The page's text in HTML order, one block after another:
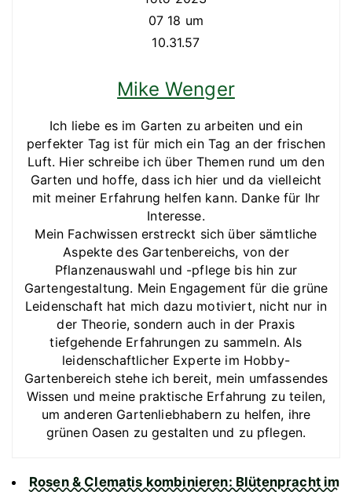
Mike Wenger
Ich liebe es im Garten zu arbeiten und ein
perfekter Tag ist für mich ein Tag an der frischen
Luft. Hier schreibe ich über Themen rund um den
Garten und hoffe, dass ich hier und da vielleicht
mit meiner Erfahrung helfen kann. Danke für Ihr
Interesse.
Mein Fachwissen erstreckt sich über sämtliche
Aspekte des Gartenbereichs, von der
Pflanzenauswahl und -pflege bis hin zur
Gartengestaltung. Mein Engagement für die grüne
Leidenschaft hat mich dazu motiviert, nicht nur in
der Theorie, sondern auch in der Praxis
tiefgehende Erfahrungen zu sammeln. Als
leidenschaftlicher Experte im Hobby-
Gartenbereich stehe ich bereit, mein umfassendes
Wissen und meine praktische Erfahrung zu teilen,
um anderen Gartenliebhabern zu helfen, ihre
grünen Oasen zu gestalten und zu pflegen.
Rosen & Clematis kombinieren: Blütenpracht im